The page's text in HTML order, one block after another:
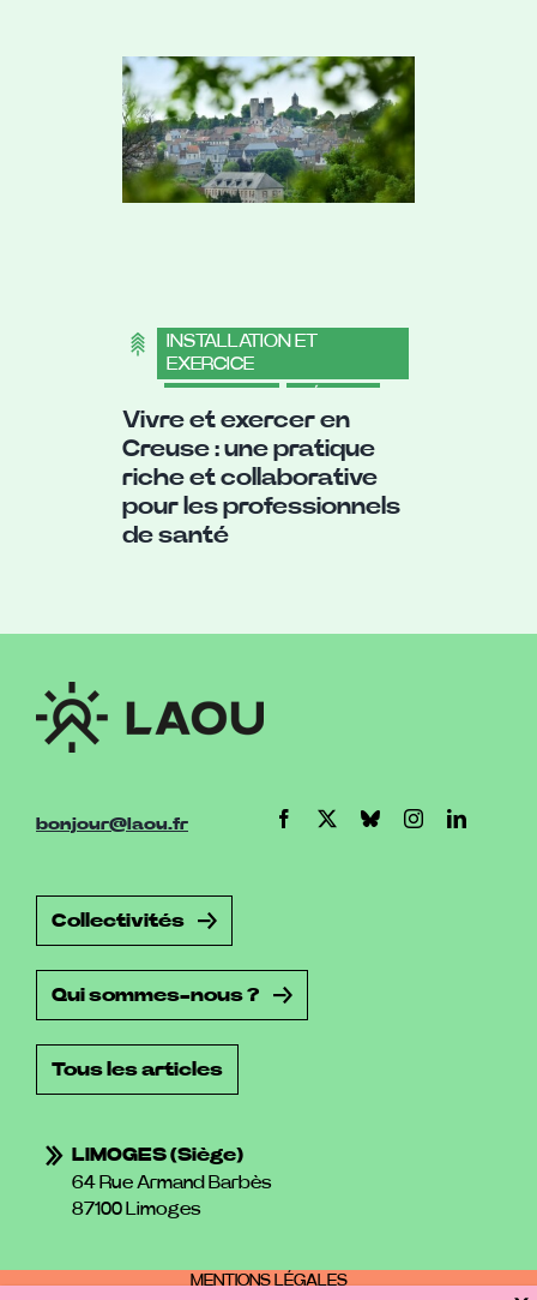
INSTALLATION ET
EXERCICE
Vivre et exercer en
Creuse : une pratique
riche et collaborative
pour les professionnels
de santé
bonjour@laou.fr
Collectivités
Qui sommes-nous ?
Tous les articles
LIMOGES (siège)
64 Rue Armand Barbès
87100 Limoges
MENTIONS LÉGALES